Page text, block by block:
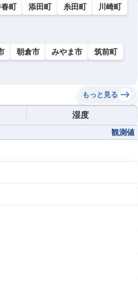
町 添田町 糸田町
川崎町
朝倉市 みやま市
筑前町
もっと見る
湿度
観測値